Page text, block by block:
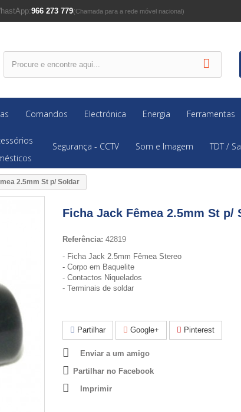
966 273 779(Chamada para a rede móvel nacional)
Comandos Electrónica Energia Ferramentas
Segurança - CCTV Som e Imagem TDT /
2.5mm St p/ Soldar
Ficha Jack Fêmea 2.5mm St p/
Referência: 42819
- Ficha Jack 2.5mm Fêmea Stereo
- Corpo em Baquelite
- Contactos Niquelados
- Terminais de soldar
Partilhar Google+ Pinterest
Enviar a um amigo
Partilhar no Facebook
Imprimir